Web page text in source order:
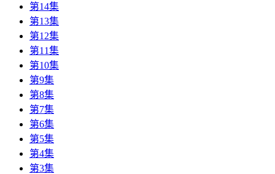
第14集
第13集
第12集
第11集
第10集
第9集
第8集
第7集
第6集
第5集
第4集
第3集